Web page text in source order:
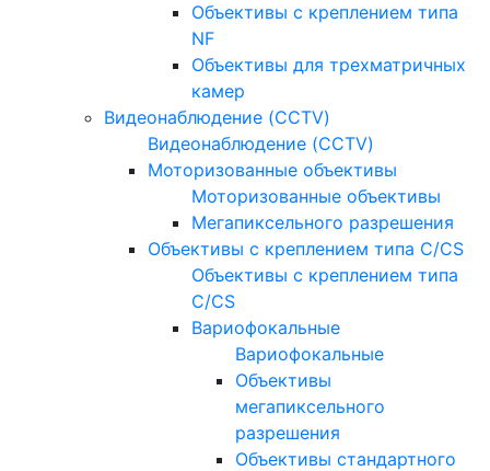
Объективы с креплением типа
NF
Объективы для трехматричных
камер
Видеонаблюдение (CCTV)
Видеонаблюдение (CCTV)
Моторизованные объективы
Моторизованные объективы
Мегапиксельного разрешения
Объективы с креплением типа C/CS
Объективы с креплением типа
C/CS
Вариофокальные
Вариофокальные
Объективы
мегапиксельного
разрешения
Объективы стандартного